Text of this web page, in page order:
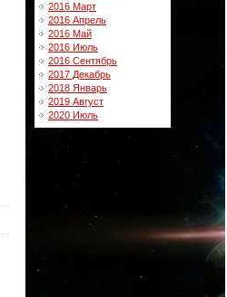
2016 Март
2016 Апрель
2016 Май
2016 Июль
2016 Сентябрь
2017 Декабрь
2018 Январь
2019 Август
2020 Июль